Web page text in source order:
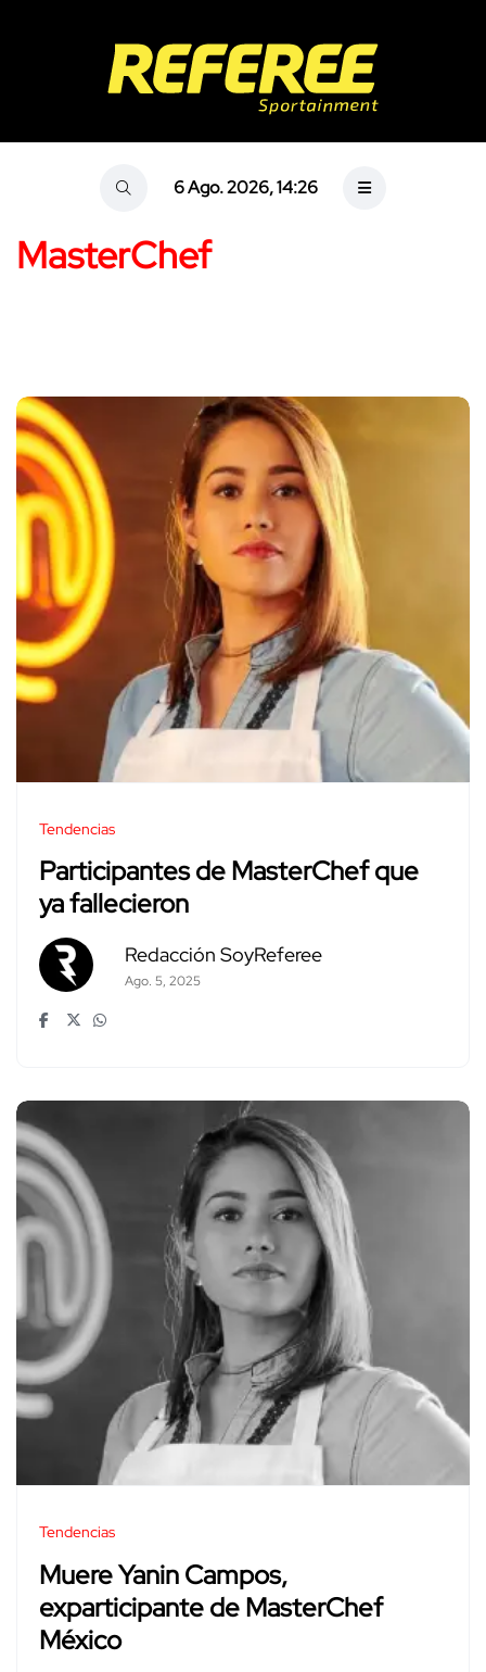
6 Ago. 2026, 14:26
MasterChef
Tendencias
Participantes de MasterChef que
ya fallecieron
Redacción SoyReferee
Ago. 5, 2025
Tendencias
Muere Yanin Campos,
exparticipante de MasterChef
México